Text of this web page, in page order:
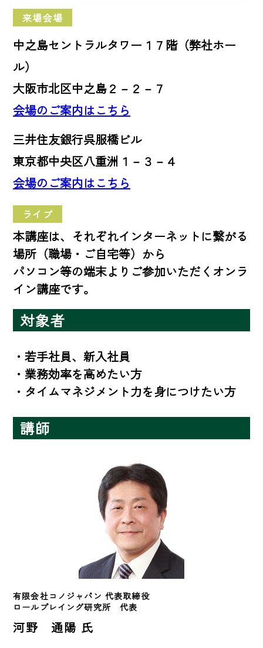
来場会場
中之島セントラルタワー１７階（弊社ホー
ル）
大阪市北区中之島２－２－７
会場のご案内はこちら
三井住友銀行呉服橋ビル
東京都中央区八重洲１－３－４
会場のご案内はこちら
ライブ
本講座は、それぞれインターネットに繋がる
場所（職場・ご自宅等）から
パソコン等の端末よりご参加いただくオンラ
イン講座です。
対象者
・若手社員、新入社員
・業務効率を高めたい方
・タイムマネジメント力を身につけたい方
講師
有限会社コノジャパン 代表取締役
ロールプレイング研究所　代表
河野 通陽 氏